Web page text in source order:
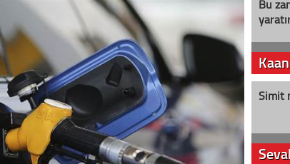
Bu
Simit